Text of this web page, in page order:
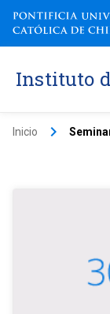
Instituto
Inicio keyboard_arrow_right